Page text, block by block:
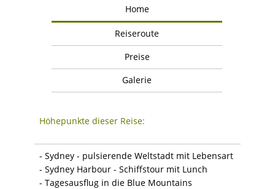
Home
Reiseroute
Preise
Galerie
Höhepunkte dieser Reise:
- Sydney - pulsierende Weltstadt mit Lebensart
- Sydney Harbour - Schiffstour mit Lunch
- Tagesausflug in die Blue Mountains